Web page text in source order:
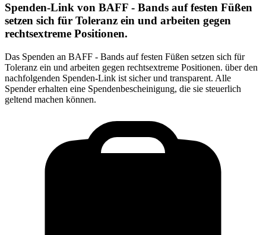
Spenden-Link von BAFF - Bands auf festen Füßen
setzen sich für Toleranz ein und arbeiten gegen
rechtsextreme Positionen.
Das Spenden an BAFF - Bands auf festen Füßen setzen sich für
Toleranz ein und arbeiten gegen rechtsextreme Positionen. über den
nachfolgenden Spenden-Link ist sicher und transparent. Alle
Spender erhalten eine Spendenbescheinigung, die sie steuerlich
geltend machen können.